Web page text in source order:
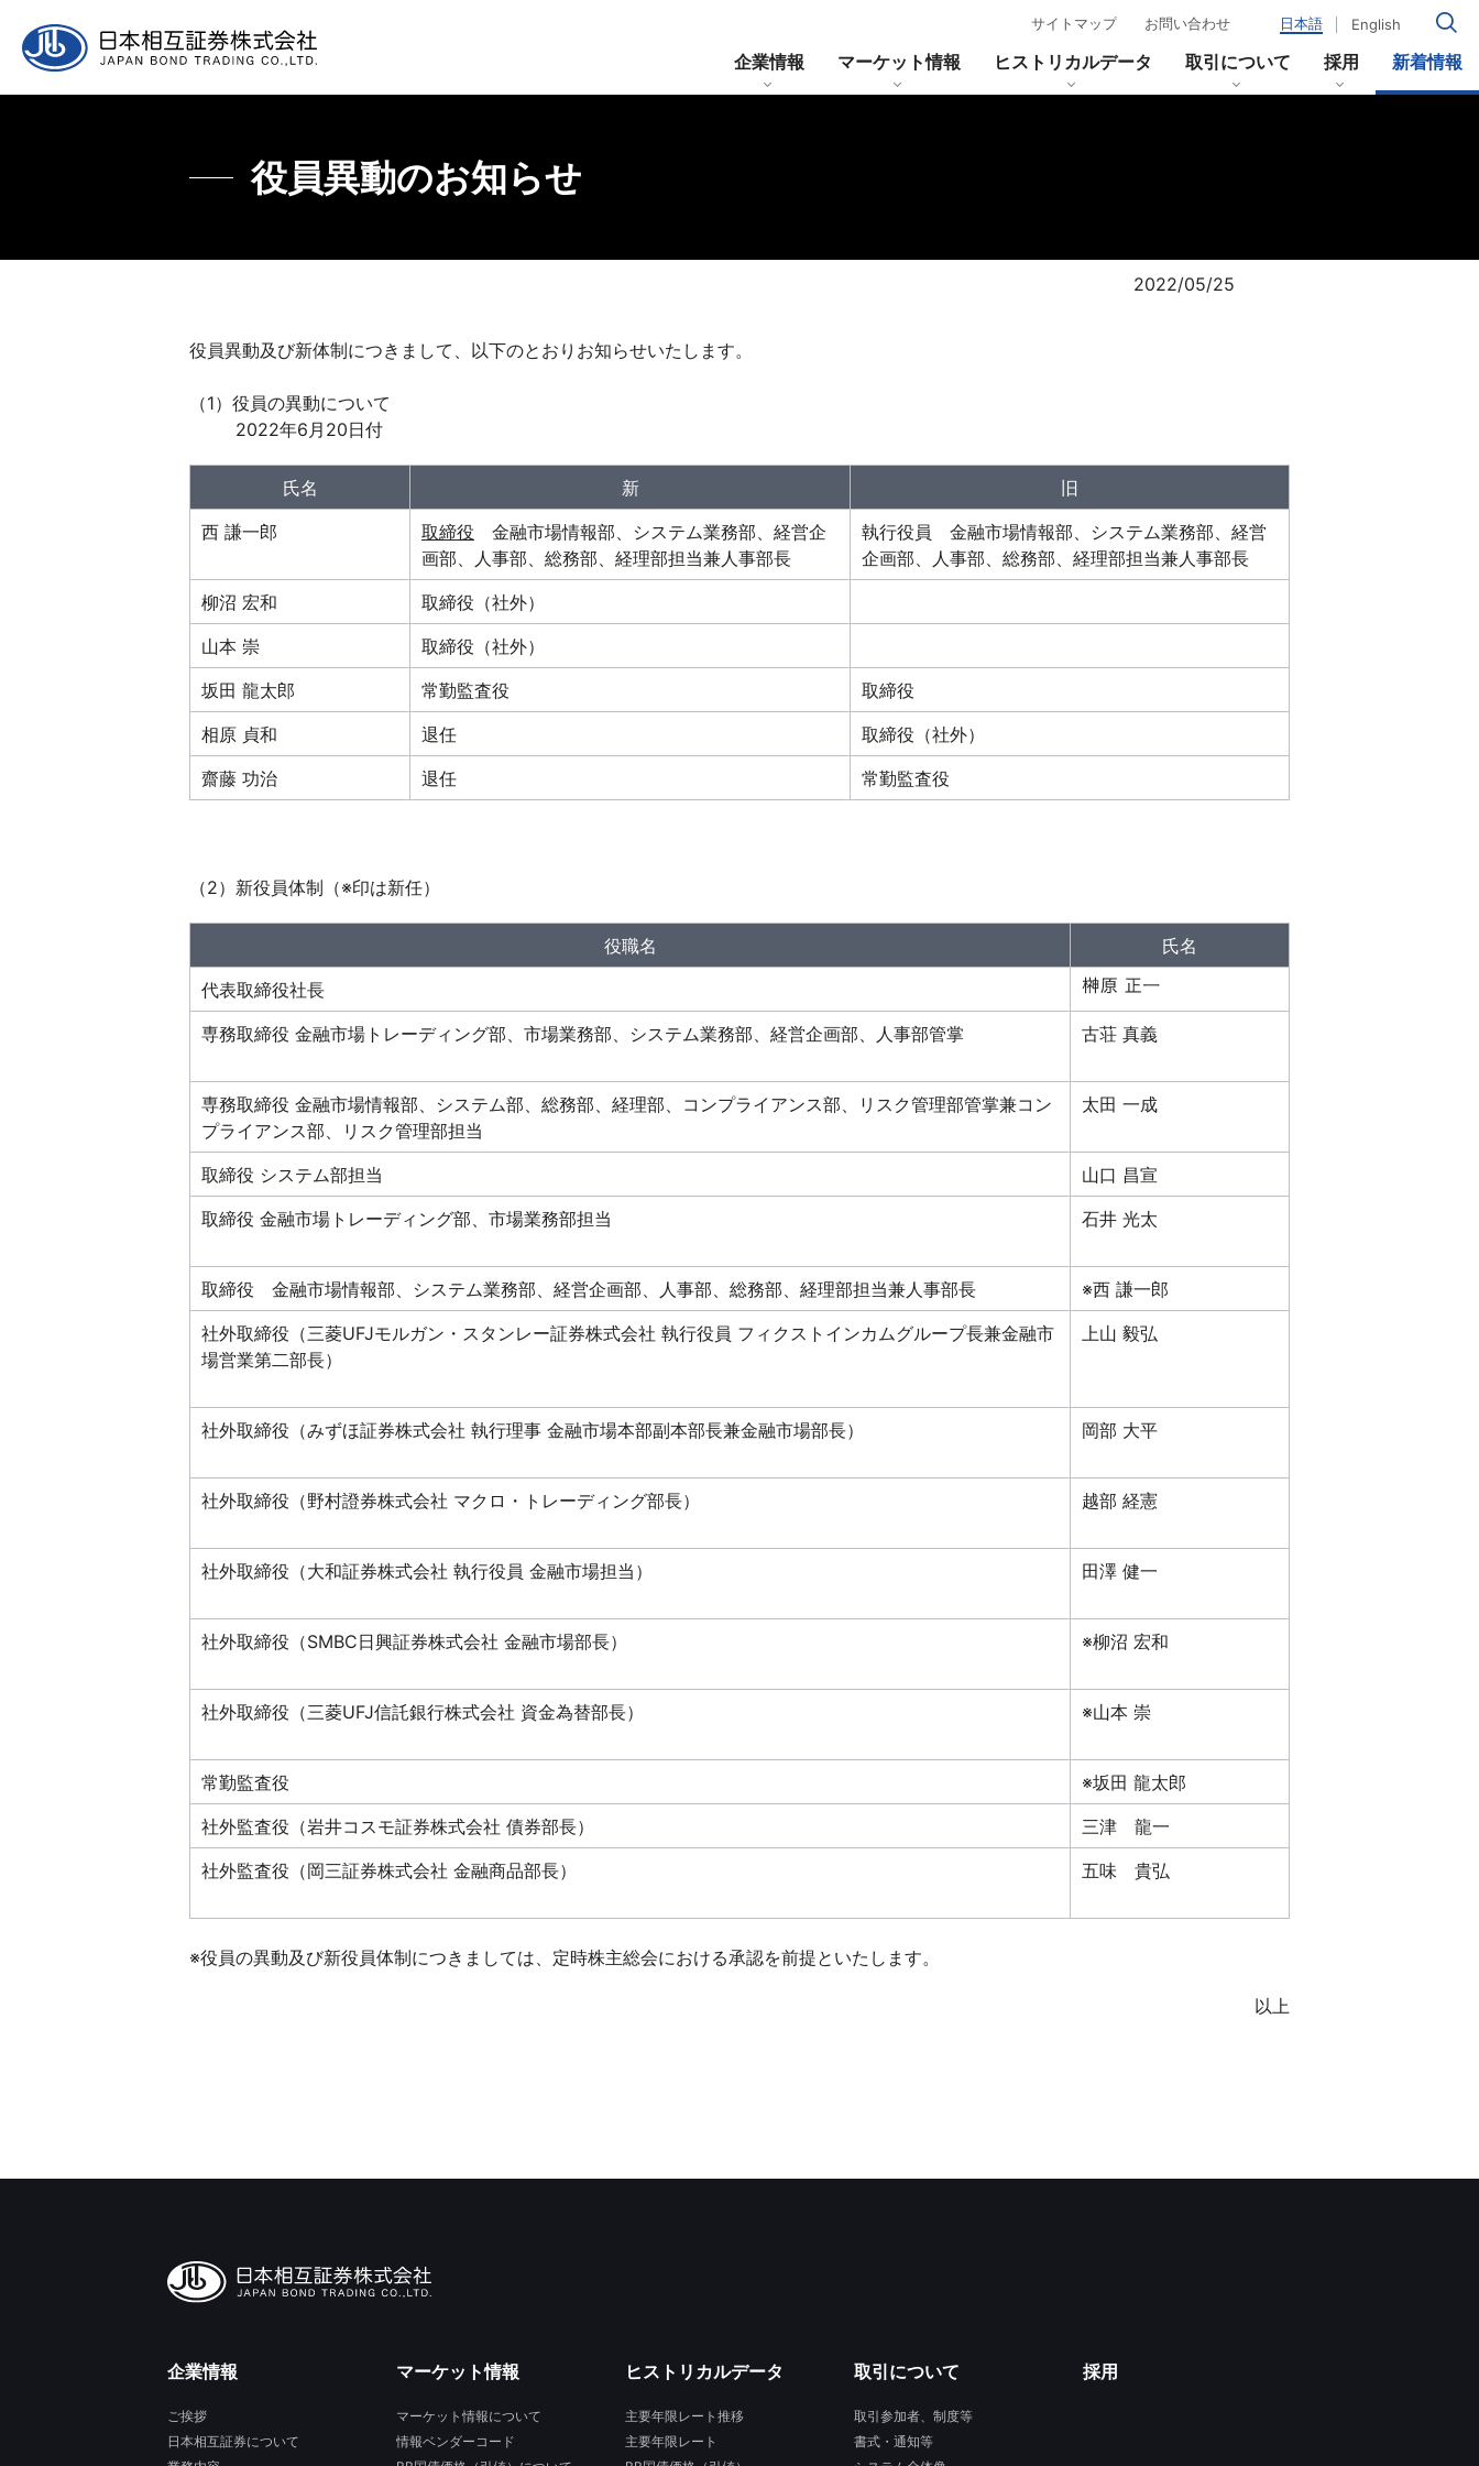
役員異動のお知らせ
2022/05/25
役員異動及び新体制につきまして、以下のとおりお知らせいたします。
（1）役員の異動について
2022年6月20日付
氏名 新
旧
西 謙一郎
取締役 金融市場情報部、システム業務部、経営企
画部、人事部、総務部、経理部担当兼人事部長
執行役員 金融市場情報部、システム業務部、経営
企画部、人事部、総務部、経理部担当兼人事部長
柳沼 宏和
取締役（社外）
山本 崇
取締役（社外）
坂田 龍太郎
常勤監査役
取締役
相原 貞和
退任
取締役（社外）
齋藤 功治
退任 常勤監査役
（2）新役員体制（※印は新任）
役職名
氏名
代表取締役社長
専務取締役 金融市場トレーディング部、市場業務部、システム業務部、経営企画部、人事部管掌
古荘 真義
専務取締役 金融市場情報部、システム部、総務部、経理部、コンプライアンス部、リスク管理部管掌兼コン
プライアンス部、リスク管理部担当
太田 一成
取締役 システム部担当
山口 昌宣
取締役 金融市場トレーディング部、市場業務部担当
石井 光太
取締役 金融市場情報部、システム業務部、経営企画部、人事部、総務部、経理部担当兼人事部長
※西 謙一郎
社外取締役（三菱UFJモルガン・スタンレー証券株式会社 執行役員 フィクストインカムグループ長兼金融市
場営業第二部長）
上山 毅弘
社外取締役（みずほ証券株式会社 執行理事 金融市場本部副本部長兼金融市場部長） 岡部 大平
社外取締役（野村證券株式会社 マクロ・トレーディング部長） 越部 経憲
社外取締役（大和証券株式会社 執行役員 金融市場担当） 田澤 健一
社外取締役（SMBC日興証券株式会社 金融市場部長） ※柳沼 宏和
社外取締役（三菱UFJ信託銀行株式会社 資金為替部長） ※山本 崇
常勤監査役
※坂田 龍太郎
社外監査役（岩井コスモ証券株式会社 債券部長）
三津 龍一
社外監査役（岡三証券株式会社 金融商品部長）
五味 貴弘
※役員の異動及び新役員体制につきましては、定時株主総会における承認を前提といたします。
以上
サイトマップ お問い合わせ 日本語 English
企業情報
企業情報
マーケット情報
マーケット情報
ヒストリカルデータ
ヒストリカルデータ
取引について
取引について
採用
採用 新着情報
企業情報
ご挨拶
日本相互証券について
マーケット情報
マーケット情報について
情報ベンダーコード
ヒストリカルデータ
主要年限レート推移
主要年限レート
取引について
取引参加者、制度等
書式・通知等
採用